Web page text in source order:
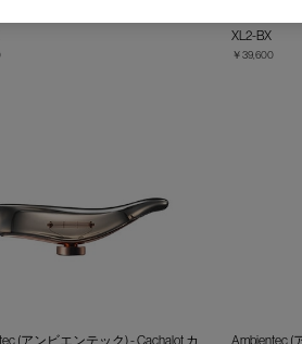
XL2-BX
￥39,600
(アンビエンテック) - Cachalot カ
Ambientec (